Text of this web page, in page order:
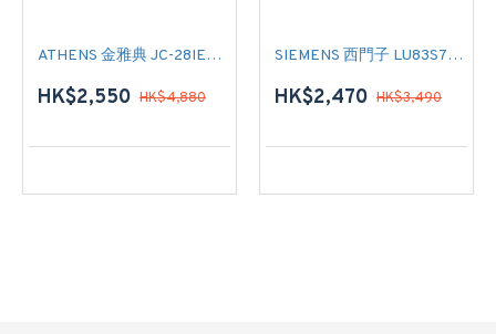
ATHENS 金雅典 JC-28IEC 標準抽油煙機
HK$2,550 HK$4,880
SIEMENS 西門子 LU83S750HK 標準抽油煙機
HK$2,470 HK$3,490